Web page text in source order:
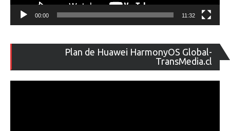
00:00 11:32
Plan de Huawei HarmonyOS Global-
TransMedia.cl
de